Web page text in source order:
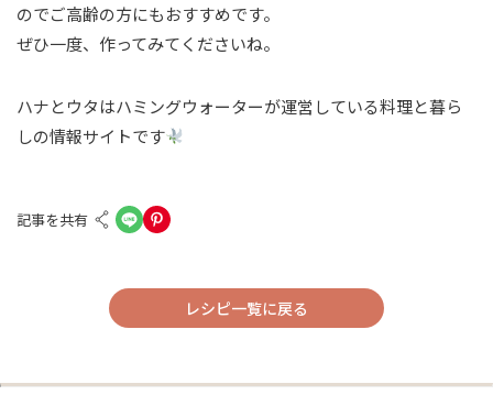
のでご高齢の方にもおすすめです。
ぜひ一度、作ってみてくださいね。
ハナとウタはハミングウォーターが運営している料理と暮ら
しの情報サイトです
記事を共有
レシピ一覧に戻る